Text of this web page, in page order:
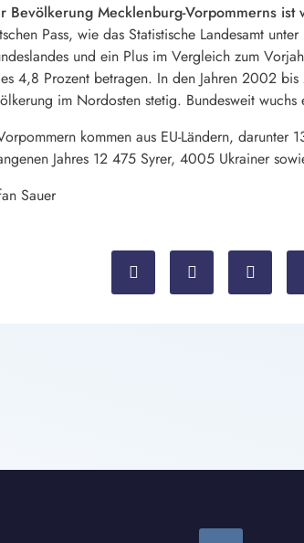
Bevölkerung Mecklenburg-Vorpommerns
Pass, wie das Statistische Landesamt
und ein Plus im Vergleich zum
4,8 Prozent betragen. In den Jahren 2002
im Nordosten stetig. Bundesweit
kommen aus EU-Ländern,
Jahres 12 475 Syrer, 4005 Ukrainer
Sauer